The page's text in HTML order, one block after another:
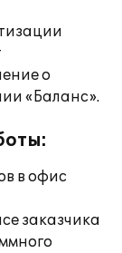
о
«Баланс».
в офис
заказчика